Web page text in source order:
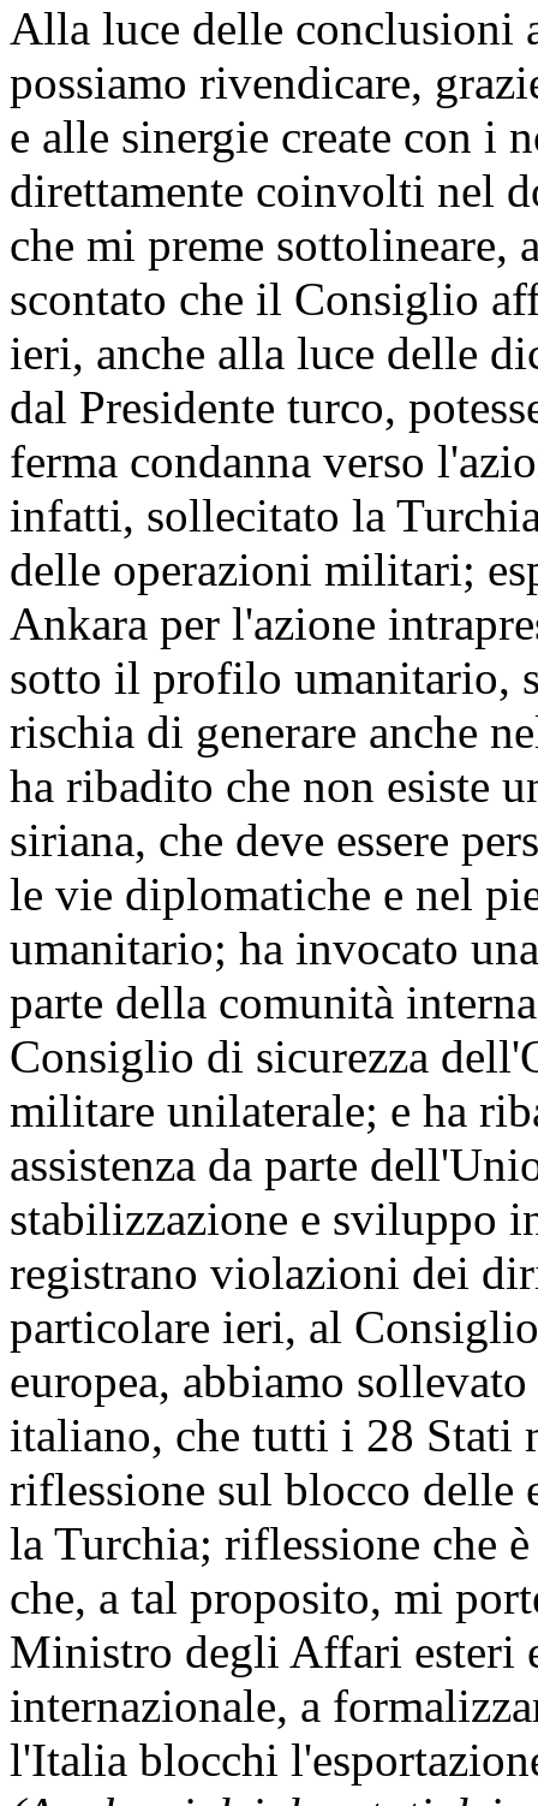
Alla luce delle conclusioni
possiamo rivendicare,
e alle sinergie create con i
direttamente coinvolti nel
che mi preme sottolineare,
scontato che il Consiglio
ieri, anche alla luce delle
dal Presidente turco,
ferma condanna verso
infatti, sollecitato la
delle operazioni militari;
Ankara per l'azione
sotto il profilo umanitario,
rischia di generare anche
ha ribadito che non esiste
siriana, che deve essere
le vie diplomatiche e nel
umanitario; ha invocato
parte della comunità
Consiglio di sicurezza
militare unilaterale; e ha
assistenza da parte
stabilizzazione e sviluppo
registrano violazioni dei
particolare ieri, al
europea, abbiamo
italiano, che tutti i 28 Stati
riflessione sul blocco delle
la Turchia; riflessione che
che, a tal proposito, mi
Ministro degli Affari esteri
internazionale, a
l'Italia blocchi